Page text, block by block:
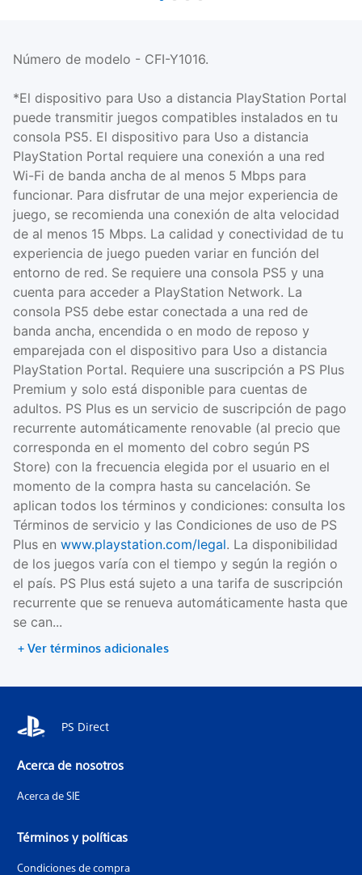
Número de modelo - CFI-Y1016.
*El dispositivo para Uso a distancia PlayStation Portal
puede transmitir juegos compatibles instalados en tu
consola PS5. El dispositivo para Uso a distancia
PlayStation Portal requiere una conexión a una red
Wi-Fi de banda ancha de al menos 5 Mbps para
funcionar. Para disfrutar de una mejor experiencia de
juego, se recomienda una conexión de alta velocidad
de al menos 15 Mbps. La calidad y conectividad de tu
experiencia de juego pueden variar en función del
entorno de red. Se requiere una consola PS5 y una
cuenta para acceder a PlayStation Network. La
consola PS5 debe estar conectada a una red de
banda ancha, encendida o en modo de reposo y
emparejada con el dispositivo para Uso a distancia
PlayStation Portal. Requiere una suscripción a PS Plus
Premium y solo está disponible para cuentas de
adultos. PS Plus es un servicio de suscripción de pago
recurrente automáticamente renovable (al precio que
corresponda en el momento del cobro según PS
Store) con la frecuencia elegida por el usuario en el
momento de la compra hasta su cancelación. Se
aplican todos los términos y condiciones: consulta los
Términos de servicio y las Condiciones de uso de PS
Plus en www.playstation.com/legal. La disponibilidad
de los juegos varía con el tiempo y según la región o
el país. PS Plus está sujeto a una tarifa de suscripción
recurrente que se renueva automáticamente hasta que
se can...
+ Ver términos adicionales
PS Direct
Acerca de nosotros
Acerca de SIE
Términos y políticas
Condiciones de compra